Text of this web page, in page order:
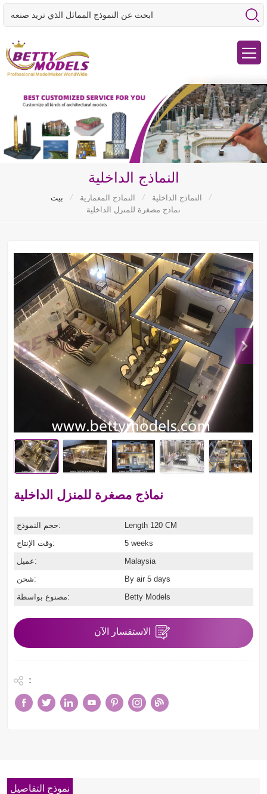
النماذج الداخلية
بيت / النماذج المعمارية / النماذج الداخلية
/
نماذج مصغرة للمنزل الداخلية
نماذج مصغرة للمنزل الداخلية
حجم النموذج:
Length 120 CM
وقت الإنتاج:
5 weeks
عميل:
Malaysia
شحن:
By air 5 days
مصنوع بواسطة:
Betty Models
الاستفسار الآن
:
نموذج التفاصيل